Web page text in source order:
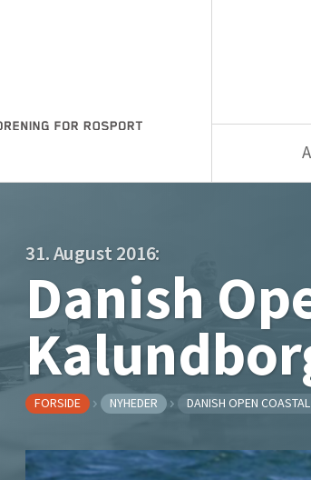
31. August 2016:
Danish
FORSIDE NYHEDER DANISH OPEN